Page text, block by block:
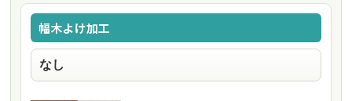
幅木よけ加工